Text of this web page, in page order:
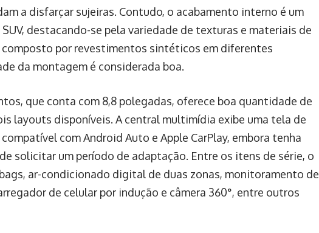
a disfarçar sujeiras. Contudo, o acabamento interno é um
destacando-se pela variedade de texturas e materiais de
composto por revestimentos sintéticos em diferentes
da montagem é considerada boa.
que conta com 8,8 polegadas, oferece boa quantidade de
layouts disponíveis. A central multimídia exibe uma tela de
compatível com Android Auto e Apple CarPlay, embora tenha
solicitar um período de adaptação. Entre os itens de série, o
ar-condicionado digital de duas zonas, monitoramento de
de celular por indução e câmera 360°, entre outros